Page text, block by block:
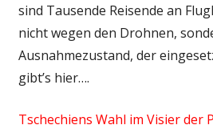
sind Tausende Reisende an
nicht wegen den Drohnen,
Ausnahmezustand, der
gibt’s hier….
Tschechiens Wahl im Visier der